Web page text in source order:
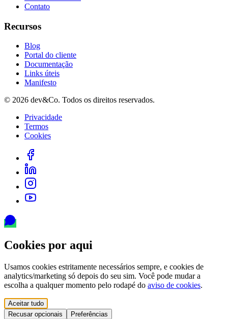
Contato
Recursos
Blog
Portal do cliente
Documentação
Links úteis
Manifesto
© 2026 dev&Co. Todos os direitos reservados.
Privacidade
Termos
Cookies
Cookies por aqui
Usamos cookies estritamente necessários sempre, e cookies de
analytics/marketing só depois do seu sim. Você pode mudar a
escolha a qualquer momento pelo rodapé do aviso de cookies.
Aceitar tudo
Recusar opcionais
Preferências